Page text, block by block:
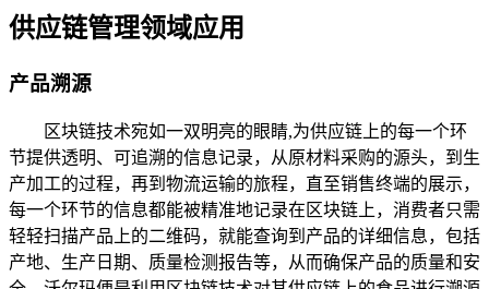
供应链管理领域应用
产品溯源
区块链技术宛如一双明亮的眼睛,为供应链上的每一个环
节提供透明、可追溯的信息记录，从原材料采购的源头，到生
产加工的过程，再到物流运输的旅程，直至销售终端的展示，
每一个环节的信息都能被精准地记录在区块链上，消费者只需
轻轻扫描产品上的二维码，就能查询到产品的详细信息，包括
产地、生产日期、质量检测报告等，从而确保产品的质量和安